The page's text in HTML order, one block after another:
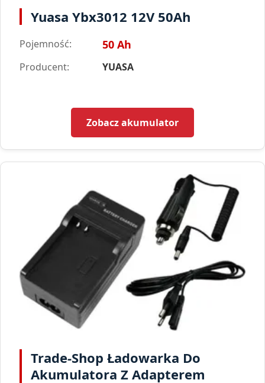
Yuasa Ybx3012 12V 50Ah
Pojemność: 50 Ah
Producent: YUASA
Zobacz akumulator
Trade-Shop Ładowarka Do
Akumulatora Z Adapterem